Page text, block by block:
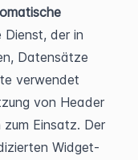
Dienst, der in
Datensätze
verwendet
von Header
Einsatz. Der
Widget-